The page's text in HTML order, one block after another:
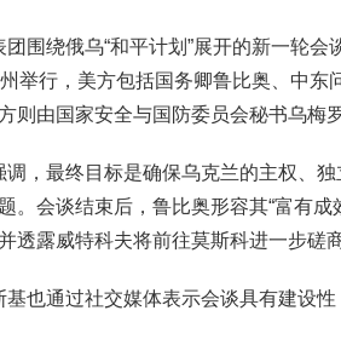
围绕俄乌“和平计划”展开的新一轮
举行，美方包括国务卿鲁比奥、中东
则由国家安全与国防委员会秘书乌梅
调，最终目标是确保乌克兰的主权、
。会谈结束后，鲁比奥形容其“富有成
透露威特科夫将前往莫斯科进一步磋
基也通过社交媒体表示会谈具有建设